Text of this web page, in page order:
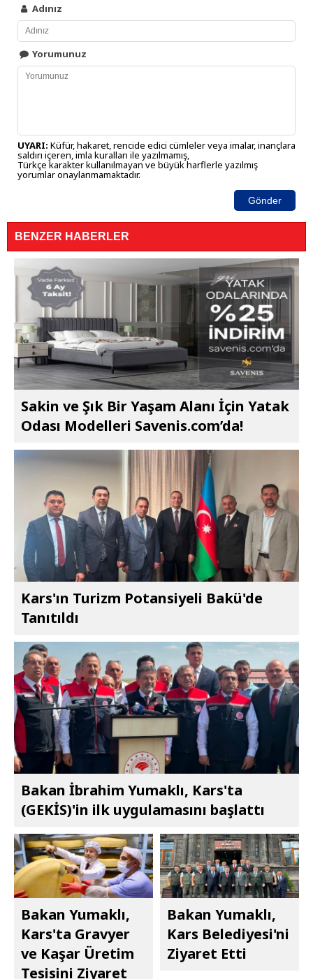
Adınız
Yorumunuz
UYARI: Küfür, hakaret, rencide edici cümleler veya imalar, inançlara
saldırı içeren, imla kuralları ile yazılmamış,
Türkçe karakter kullanılmayan ve büyük harflerle yazılmış
yorumlar onaylanmamaktadır.
Gönder
BENZER HABERLER
Sakin ve Şık Bir Yaşam Alanı İçin Yatak
Odası Modelleri Savenis.com’da!
Kars'ın Turizm Potansiyeli Bakü'de
Tanıtıldı
Bakan İbrahim Yumaklı, Kars'ta
(GEKİS)'in ilk uygulamasını başlattı
Bakan Yumaklı,
Kars'ta Gravyer
ve Kaşar Üretim
Tesisini Ziyaret
Bakan Yumaklı,
Kars Belediyesi'ni
Ziyaret Etti